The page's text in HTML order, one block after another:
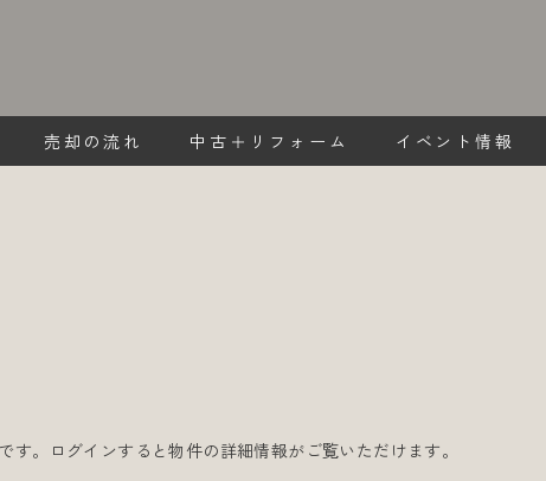
売却の流れ 中古＋リフォーム イベント情報
。ログインすると物件の詳細情報がご覧いただけます。